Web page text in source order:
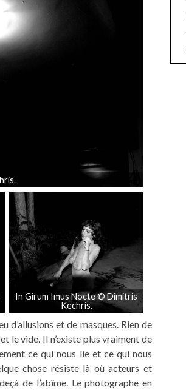
In Girum Imus Nocte © Dimitris
Kechris.
et de masques. Rien de
le vide. Il n’existe plus vraiment de
ce qui nous lie et ce qui nous
chose résiste là où acteurs et
de l’abîme. Le photographe en